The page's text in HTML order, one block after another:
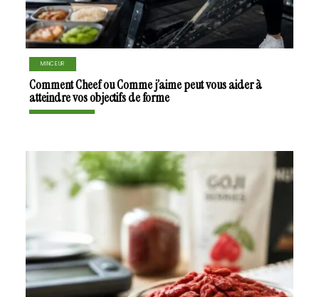
MINCEUR
Comment Cheef ou Comme j’aime peut vous aider à
atteindre vos objectifs de forme